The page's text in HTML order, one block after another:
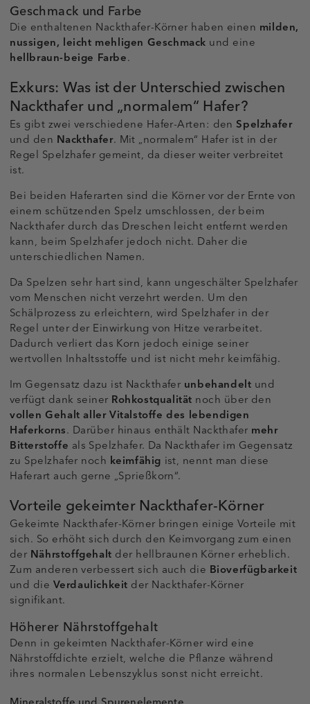
Geschmack und Farbe
Die enthaltenen Nackthafer-Körner haben einen milden,
nussigen, leicht mehligen Geschmack und eine
hellbraun-beige Farbe.
Exkurs: Was ist der Unterschied zwischen
Nackthafer und „normalem“ Hafer?
Es gibt zwei verschiedene Hafer-Arten: denSpelzhafer
und den Nackthafer. Mit „normalem“ Hafer ist in der
Regel Spelzhafer gemeint, da dieser weiter verbreitet
ist.
Bei beiden Haferarten sind die Körner vor der Ernte von
einem schützenden Spelz umschlossen, der beim
Nackthafer durch das Dreschen leicht entfernt werden
kann, beim Spelzhafer jedoch nicht. Daher die
unterschiedlichen Namen.
Da Spelzen sehr hart sind, kann ungeschälter Spelzhafer
vom Menschen nicht verzehrt werden. Um den
Schälprozess zu erleichtern, wird Spelzhafer in der
Regel unter der Einwirkung von Hitze verarbeitet.
Dadurch verliert das Korn jedoch einige seiner
wertvollen Inhaltsstoffe und ist nicht mehr keimfähig.
Im Gegensatz dazu ist Nackthafer unbehandelt und
verfügt dank seiner Rohkostqualität noch über den
vollen Gehalt aller Vitalstoffe des lebendigen
Haferkorns. Darüber hinaus enthält Nackthafer mehr
Bitterstoffe als Spelzhafer. Da Nackthafer im Gegensatz
zu Spelzhafer noch keimfähig ist, nennt man diese
Haferart auch gerne „Sprießkorn“.
Vorteile gekeimter Nackthafer-Körner
Gekeimte Nackthafer-Körner bringen einige Vorteile mit
sich. So erhöht sich durch den Keimvorgang zum einen
der Nährstoffgehalt der hellbraunen Körner erheblich.
Zum anderen verbessert sich auch die Bioverfügbarkeit
und die Verdaulichkeit der Nackthafer-Körner
signifikant.
Höherer Nährstoffgehalt
Denn in gekeimten Nackthafer-Körner wird eine
Nährstoffdichte erzielt, welche die Pflanze während
ihres normalen Lebenszyklus sonst nicht erreicht.